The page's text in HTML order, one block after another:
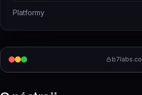
b7labs.co
Platformy